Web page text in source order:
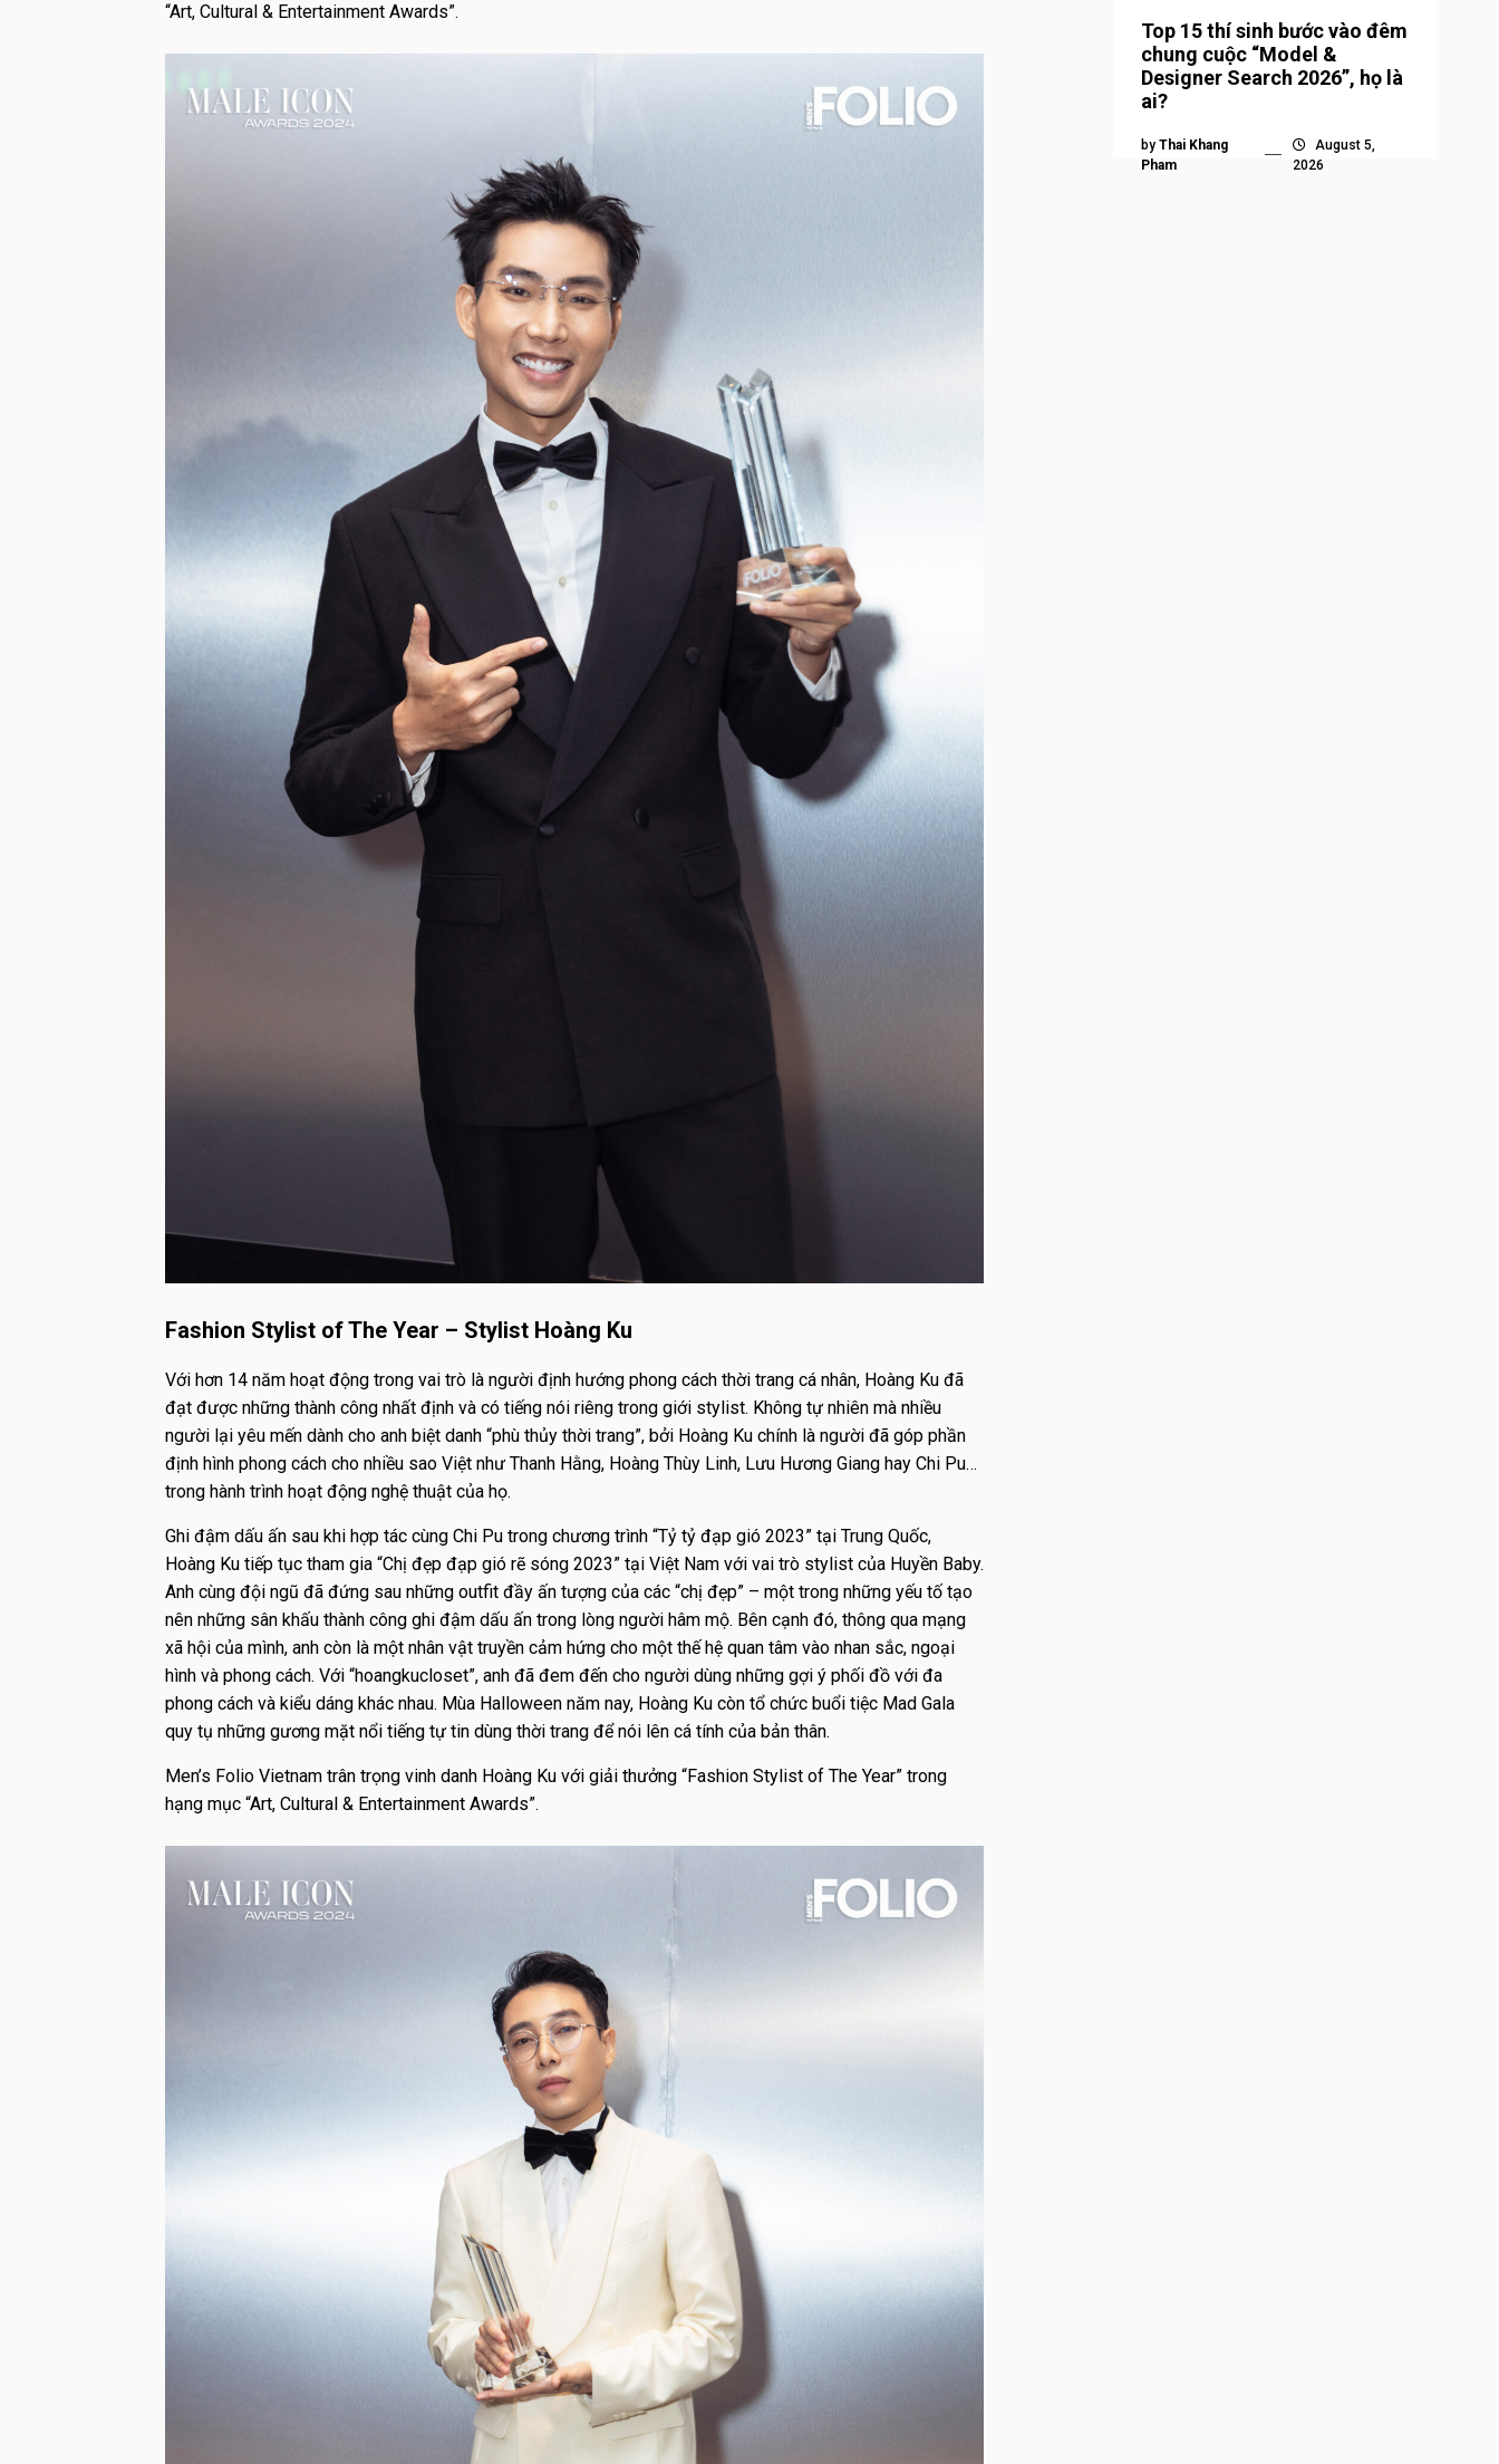
“Art, Cultural & Entertainment Awards”.
Fashion Stylist of The Year – Stylist Hoàng Ku
Với hơn 14 năm hoạt động trong vai trò là người định hướng phong cách thời trang cá nhân, Hoàng Ku đã
đạt được những thành công nhất định và có tiếng nói riêng trong giới stylist. Không tự nhiên mà nhiều
người lại yêu mến dành cho anh biệt danh “phù thủy thời trang”, bởi Hoàng Ku chính là người đã góp phần
định hình phong cách cho nhiều sao Việt như Thanh Hằng, Hoàng Thùy Linh, Lưu Hương Giang hay Chi Pu…
trong hành trình hoạt động nghệ thuật của họ.
Ghi đậm dấu ấn sau khi hợp tác cùng Chi Pu trong chương trình “Tỷ tỷ đạp gió 2023” tại Trung Quốc,
Hoàng Ku tiếp tục tham gia “Chị đẹp đạp gió rẽ sóng 2023” tại Việt Nam với vai trò stylist của Huyền Baby.
Anh cùng đội ngũ đã đứng sau những outfit đầy ấn tượng của các “chị đẹp” – một trong những yếu tố tạo
nên những sân khấu thành công ghi đậm dấu ấn trong lòng người hâm mộ. Bên cạnh đó, thông qua mạng
xã hội của mình, anh còn là một nhân vật truyền cảm hứng cho một thế hệ quan tâm vào nhan sắc, ngoại
hình và phong cách. Với “hoangkucloset”, anh đã đem đến cho người dùng những gợi ý phối đồ với đa
phong cách và kiểu dáng khác nhau. Mùa Halloween năm nay, Hoàng Ku còn tổ chức buổi tiệc Mad Gala
quy tụ những gương mặt nổi tiếng tự tin dùng thời trang để nói lên cá tính của bản thân.
Men’s Folio Vietnam trân trọng vinh danh Hoàng Ku với giải thưởng “Fashion Stylist of The Year” trong
hạng mục “Art, Cultural & Entertainment Awards”.
Top 15 thí sinh bước vào đêm
chung cuộc “Model &
Designer Search 2026”, họ là
ai?
by Thai Khang
Pham
August 5,
2026